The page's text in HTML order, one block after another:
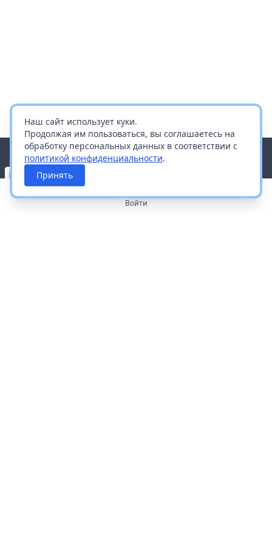
Наш сайт использует куки.
Продолжая им пользоваться, вы соглашаетесь на
обработку персональных данных в соответствии с
политикой конфиденциальности.
Принять
Войти